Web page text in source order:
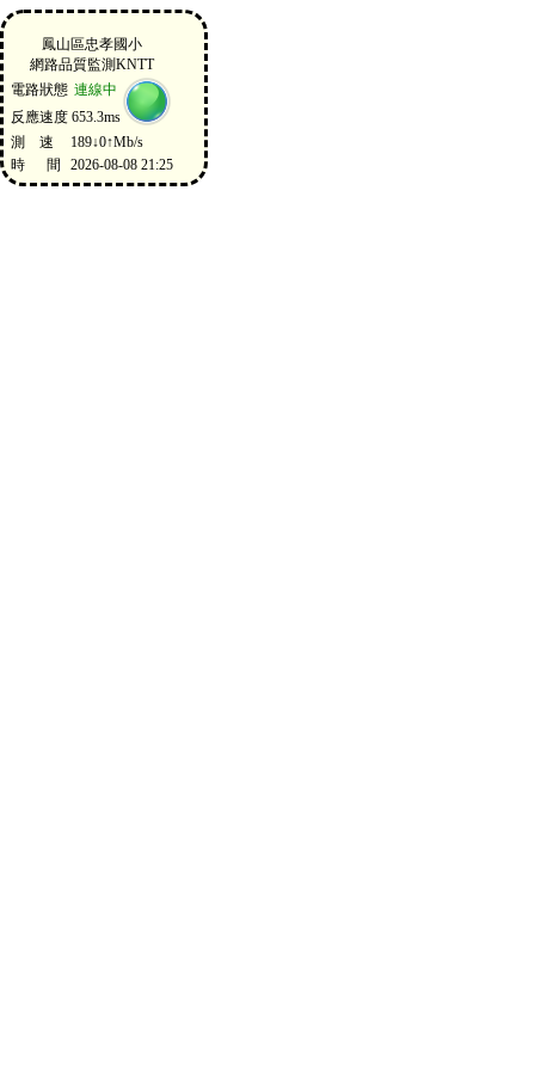
鳳山區忠孝國小
網路品質監測KNTT
電路狀態 連線中
反應速度 653.3ms
測 速
189↓0↑Mb/s
時 間
2026-08-08 21:25